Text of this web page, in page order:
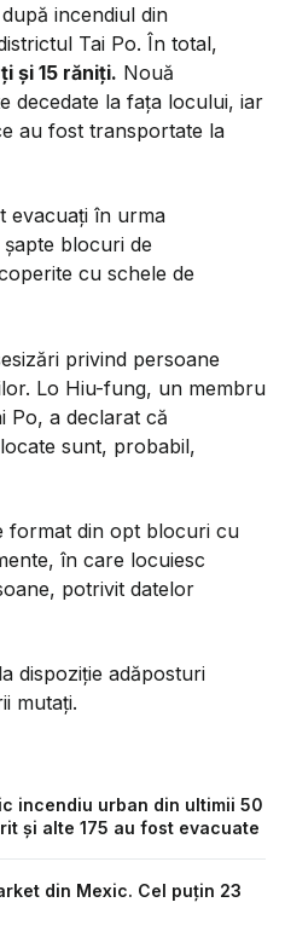
incendiul din
Tai Po. În total,
și 15 răniți. Nouă
decedate la fața locului, iar
au fost transportate la
evacuați în urma
blocuri de
cu schele de
privind persoane
Lo Hiu-fung, un membru
Po, a declarat că
sunt, probabil,
format din opt blocuri cu
în care locuiesc
potrivit datelor
dispoziție adăposturi
mutați.
incendiu urban din ultimii 50
și alte 175 au fost evacuate
din Mexic. Cel puțin 23